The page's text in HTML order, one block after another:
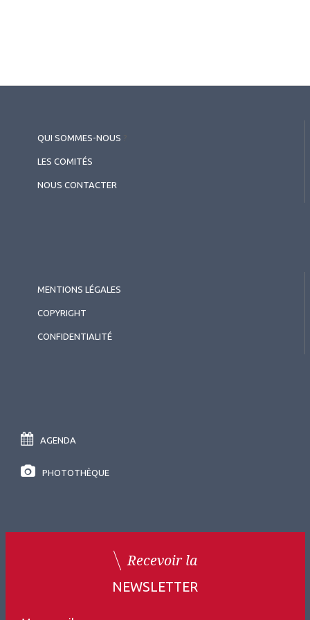
2024.03.15
l’avis des experts Dominique
QUI SOMMES-NOUS
LES COMITÉS
NOUS CONTACTER
MENTIONS LÉGALES
COPYRIGHT
CONFIDENTIALITÉ
AGENDA
PHOTOTHÈQUE
Recevoir la
NEWSLETTER